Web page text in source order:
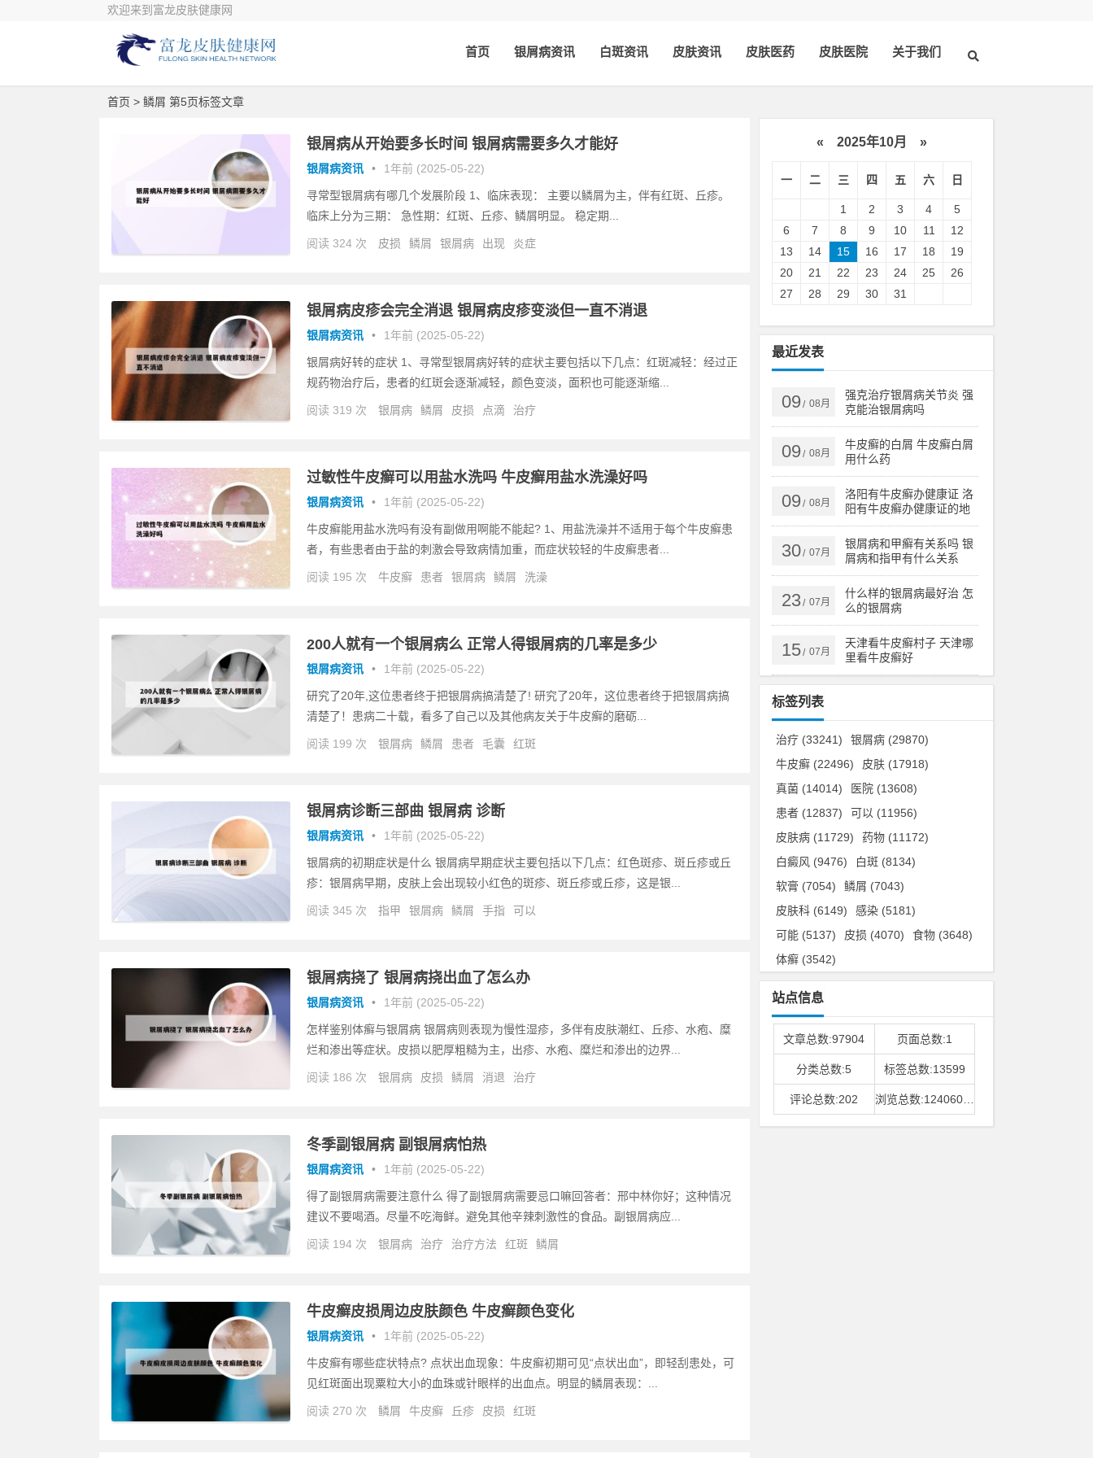
欢迎来到富龙皮肤健康网
首页 银屑病资讯 白斑资讯 皮肤资讯 皮肤医药 皮肤医院 关于我们
首页 > 鳞屑 第5页标签文章
银屑病从开始要多长时间 银屑病需要多久才能好
银屑病资讯 • 1年前 (2025-05-22)
寻常型银屑病有哪几个发展阶段 1、临床表现： 主要以鳞屑为主，伴有红斑、丘疹。
临床上分为三期： 急性期：红斑、丘疹、鳞屑明显。 稳定期...
阅读 324 次 皮损 鳞屑 银屑病 出现 炎症
银屑病皮疹会完全消退 银屑病皮疹变淡但一直不消退
银屑病资讯 • 1年前 (2025-05-22)
银屑病好转的症状 1、寻常型银屑病好转的症状主要包括以下几点：红斑减轻：经过正
规药物治疗后，患者的红斑会逐渐减轻，颜色变淡，面积也可能逐渐缩...
阅读 319 次 银屑病 鳞屑 皮损 点滴 治疗
过敏性牛皮癣可以用盐水洗吗 牛皮癣用盐水洗澡好吗
银屑病资讯 • 1年前 (2025-05-22)
牛皮癣能用盐水洗吗有没有副做用啊能不能起? 1、用盐洗澡并不适用于每个牛皮癣患
者，有些患者由于盐的刺激会导致病情加重，而症状较轻的牛皮癣患者...
阅读 195 次 牛皮癣 患者 银屑病 鳞屑 洗澡
200人就有一个银屑病么 正常人得银屑病的几率是多少
银屑病资讯 • 1年前 (2025-05-22)
研究了20年,这位患者终于把银屑病搞清楚了! 研究了20年，这位患者终于把银屑病搞
清楚了！患病二十载，看多了自己以及其他病友关于牛皮癣的磨砺...
阅读 199 次 银屑病 鳞屑 患者 毛囊 红斑
银屑病诊断三部曲 银屑病 诊断
银屑病资讯 • 1年前 (2025-05-22)
银屑病的初期症状是什么 银屑病早期症状主要包括以下几点：红色斑疹、斑丘疹或丘
疹：银屑病早期，皮肤上会出现较小红色的斑疹、斑丘疹或丘疹，这是银...
阅读 345 次 指甲 银屑病 鳞屑 手指 可以
银屑病挠了 银屑病挠出血了怎么办
银屑病资讯 • 1年前 (2025-05-22)
怎样鉴别体癣与银屑病 银屑病则表现为慢性湿疹，多伴有皮肤潮红、丘疹、水疱、糜
烂和渗出等症状。皮损以肥厚粗糙为主，出疹、水疱、糜烂和渗出的边界...
阅读 186 次 银屑病 皮损 鳞屑 消退 治疗
冬季副银屑病 副银屑病怕热
银屑病资讯 • 1年前 (2025-05-22)
得了副银屑病需要注意什么 得了副银屑病需要忌口嘛回答者：邢中林你好；这种情况
建议不要喝酒。尽量不吃海鲜。避免其他辛辣刺激性的食品。副银屑病应...
阅读 194 次 银屑病 治疗 治疗方法 红斑 鳞屑
牛皮癣皮损周边皮肤颜色 牛皮癣颜色变化
银屑病资讯 • 1年前 (2025-05-22)
牛皮癣有哪些症状特点? 点状出血现象：牛皮癣初期可见“点状出血”，即轻刮患处，可
见红斑面出现粟粒大小的血珠或针眼样的出血点。明显的鳞屑表现：...
阅读 270 次 鳞屑 牛皮癣 丘疹 皮损 红斑
« 2025年10月 »
一 二 三 四 五 六 日
1 2 3 4
5
6
7 8 9 10 11
12
13
14 15 16 17 18
19
20
21 22 23 24 25
26
27
28 29 30 31
最近发表
09/ 08月
强克治疗银屑病关节炎 强
克能治银屑病吗
09/ 08月
牛皮癣的白屑 牛皮癣白屑
用什么药
09/ 08月
洛阳有牛皮癣办健康证 洛
阳有牛皮癣办健康证的地
方吗
30/ 07月
银屑病和甲癣有关系吗 银
屑病和指甲有什么关系
23/ 07月
什么样的银屑病最好治 怎
么的银屑病
15/ 07月
天津看牛皮癣村子 天津哪
里看牛皮癣好
标签列表
治疗 (33241) 银屑病 (29870)
牛皮癣 (22496) 皮肤 (17918)
真菌 (14014) 医院 (13608)
患者 (12837) 可以 (11956)
皮肤病 (11729) 药物 (11172)
白癜风 (9476) 白斑 (8134)
软膏 (7054) 鳞屑 (7043)
皮肤科 (6149) 感染 (5181)
可能 (5137) 皮损 (4070) 食物 (3648)
体癣 (3542)
站点信息
文章总数:97904 页面总数:1
分类总数:5 标签总数:13599
评论总数:202 浏览总数:12406006